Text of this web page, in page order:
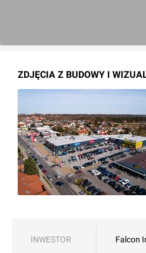
ZDJĘCIA Z BUDOWY I
INWESTOR Falcon